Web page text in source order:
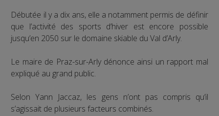
Débutée il y a dix ans, elle a notamment permis de définir
que l’activité des sports d’hiver est encore possible
jusqu’en 2050 sur le domaine skiable du Val d’Arly.
Le maire de Praz-sur-Arly dénonce ainsi un rapport mal
expliqué au grand public.
Selon Yann Jaccaz, les gens n’ont pas compris qu’il
s’agissait de plusieurs facteurs combinés.